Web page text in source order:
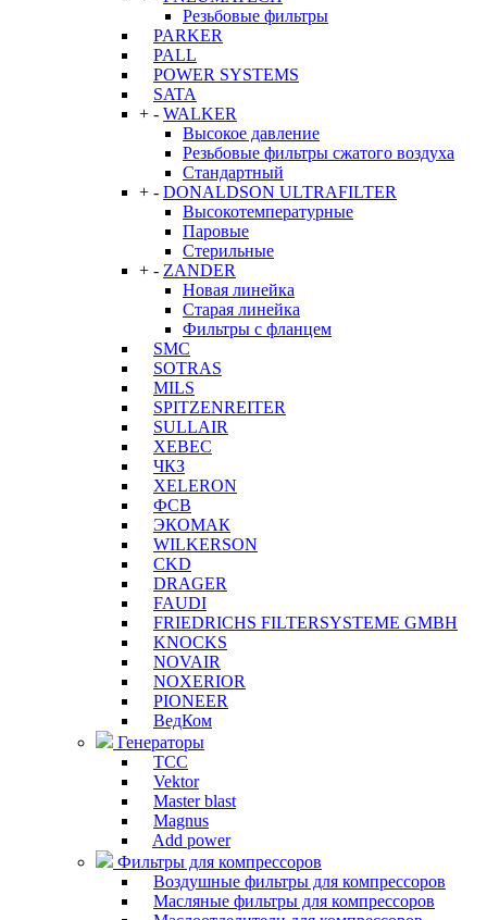
Резьбовые фильтры
PARKER
PALL
POWER SYSTEMS
SATA
+ - WALKER
Высокое давление
Резьбовые фильтры сжатого воздуха
Стандартный
+ - DONALDSON ULTRAFILTER
Высокотемпературные
Паровые
Стерильные
+ - ZANDER
Новая линейка
Старая линейка
Фильтры с фланцем
SMC
SOTRAS
MILS
SPITZENREITER
SULLAIR
XEBEC
ЧКЗ
XELERON
ФСВ
ЭКОМАК
WILKERSON
CKD
DRAGER
FAUDI
FRIEDRICHS FILTERSYSTEME GMBH
KNOCKS
NOVAIR
NOXERIOR
PIONEER
ВедКом
Генераторы
ТСС
Vektor
Master blast
Magnus
Add power
Фильтры для компрессоров
Воздушные фильтры для компрессоров
Масляные фильтры для компрессоров